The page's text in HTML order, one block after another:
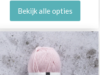
Bekijk alle opties